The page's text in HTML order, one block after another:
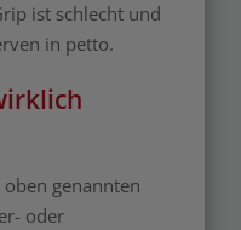
ist schlecht und
in petto.
genannten
oder